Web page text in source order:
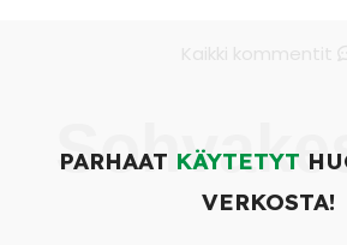
PARHAAT KÄYTETYT
VERKOSTA!